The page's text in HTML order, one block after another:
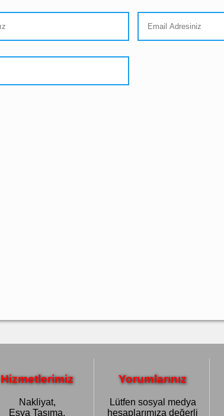
Hizmetlerimiz
Nakliyat,
Eşya Taşıma,
Yorumlarınız
Lütfen sosyal medya
hesaplarımıza değerli